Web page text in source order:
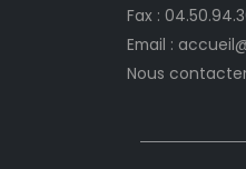
Fax :
Email :
Nous